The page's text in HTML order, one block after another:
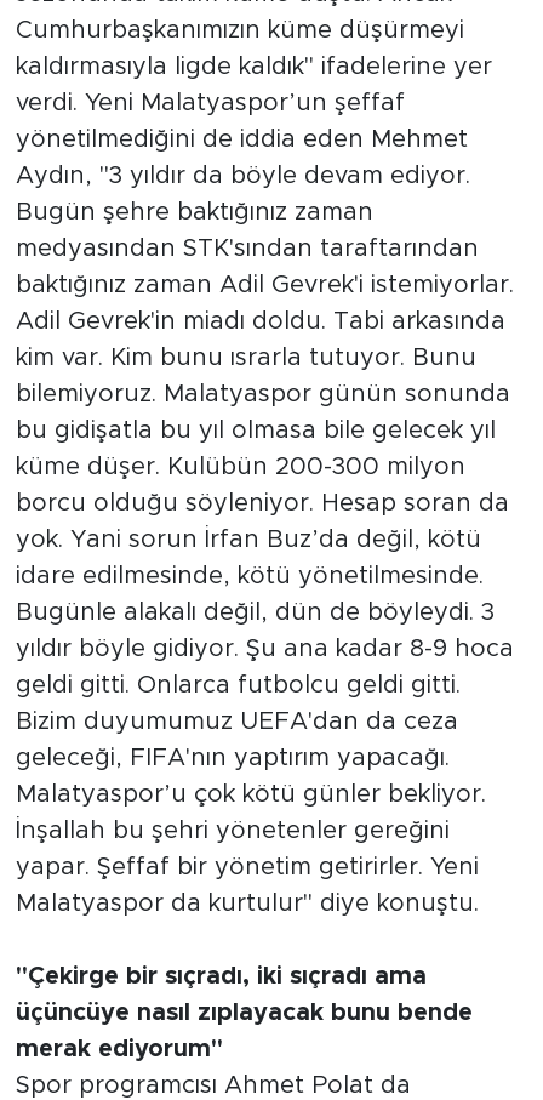
Cumhurbaşkanımızın küme düşürmeyi
kaldırmasıyla ligde kaldık" ifadelerine yer
verdi. Yeni Malatyaspor’un şeffaf
yönetilmediğini de iddia eden Mehmet
Aydın, "3 yıldır da böyle devam ediyor.
Bugün şehre baktığınız zaman
medyasından STK'sından taraftarından
baktığınız zaman Adil Gevrek'i istemiyorlar.
Adil Gevrek'in miadı doldu. Tabi arkasında
kim var. Kim bunu ısrarla tutuyor. Bunu
bilemiyoruz. Malatyaspor günün sonunda
bu gidişatla bu yıl olmasa bile gelecek yıl
küme düşer. Kulübün 200-300 milyon
borcu olduğu söyleniyor. Hesap soran da
yok. Yani sorun İrfan Buz’da değil, kötü
idare edilmesinde, kötü yönetilmesinde.
Bugünle alakalı değil, dün de böyleydi. 3
yıldır böyle gidiyor. Şu ana kadar 8-9 hoca
geldi gitti. Onlarca futbolcu geldi gitti.
Bizim duyumumuz UEFA'dan da ceza
geleceği, FIFA'nın yaptırım yapacağı.
Malatyaspor’u çok kötü günler bekliyor.
İnşallah bu şehri yönetenler gereğini
yapar. Şeffaf bir yönetim getirirler. Yeni
Malatyaspor da kurtulur" diye konuştu.
"Çekirge bir sıçradı, iki sıçradı ama
üçüncüye nasıl zıplayacak bunu bende
merak ediyorum"
Spor programcısı Ahmet Polat da